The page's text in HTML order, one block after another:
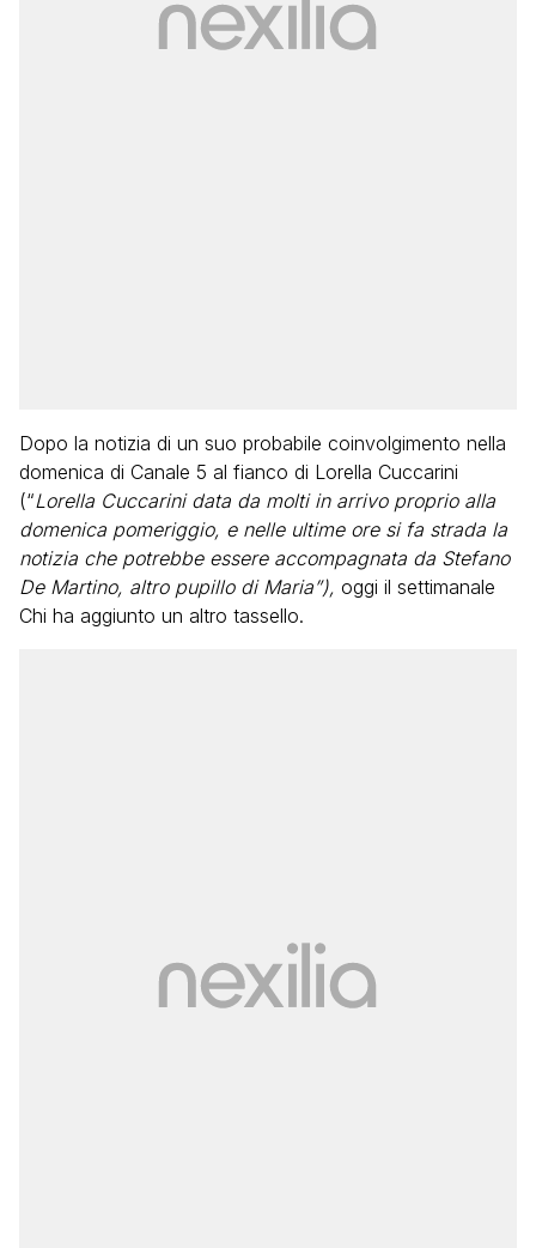
Dopo la notizia di un suo probabile coinvolgimento nella
domenica di Canale 5 al fianco di Lorella Cuccarini
(“Lorella Cuccarini data da molti in arrivo proprio alla
domenica pomeriggio, e nelle ultime ore si fa strada la
notizia che potrebbe essere accompagnata da Stefano
De Martino, altro pupillo di Maria”), oggi il settimanale
Chi ha aggiunto un altro tassello.